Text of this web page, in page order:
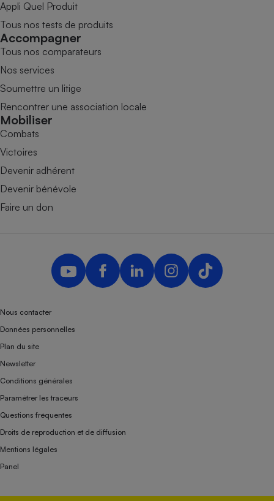
Appli Quel Produit
Tous nos tests de produits
Accompagner
Tous nos comparateurs
Nos services
Soumettre un litige
Rencontrer une association locale
Mobiliser
Combats
Victoires
Devenir adhérent
Devenir bénévole
Faire un don
Nous contacter
Données personnelles
Plan du site
Newsletter
Conditions générales
Paramétrer les traceurs
Questions fréquentes
Droits de reproduction et de diffusion
Mentions légales
Panel